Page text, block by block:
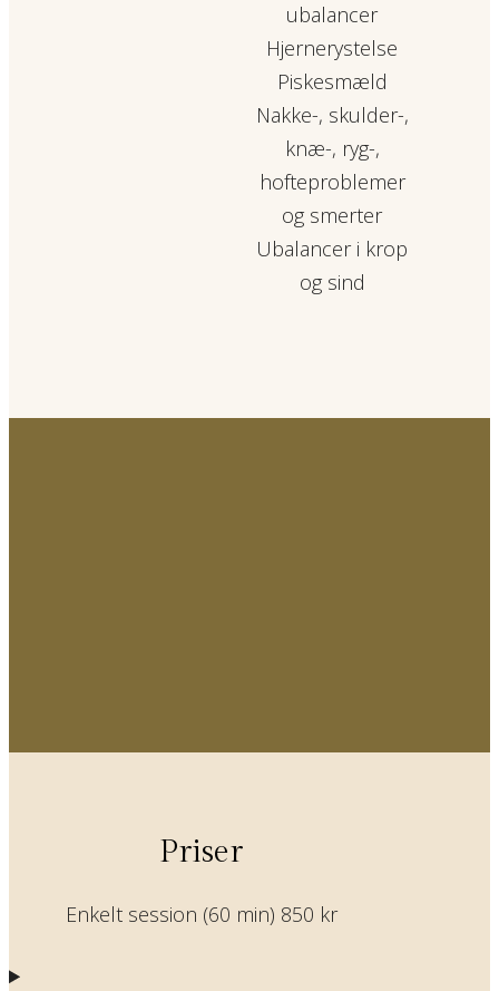
ubalancer
Hjernerystelse
Piskesmæld
Nakke-, skulder-,
knæ-, ryg-,
hofteproblemer
og smerter
Ubalancer i krop
og sind
Priser
Enkelt session (60 min) 850 kr